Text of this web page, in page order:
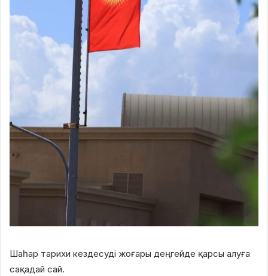
Шаһар тарихи кездесуді жоғары деңгейде қарсы алуға
сақадай сай.